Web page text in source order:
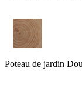
Poteau de jardin